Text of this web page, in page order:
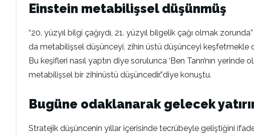
Einstein metabilişsel düşünmüş
“20. yüzyıl bilgi çağıydı, 21. yüzyıl bilgelik çağı olmak
da metabilişsel düşünceyi, zihin üstü düşünceyi keşfetmekle
Bu keşifleri nasıl yaptın diye sorulunca ‘Ben Tanrı’nın
metabilişsel bir zihinüstü düşüncedir.”diye konuştu.
Bugüne odaklanarak gelecek
Stratejik düşüncenin yıllar içerisinde tecrübeyle geliştiğini